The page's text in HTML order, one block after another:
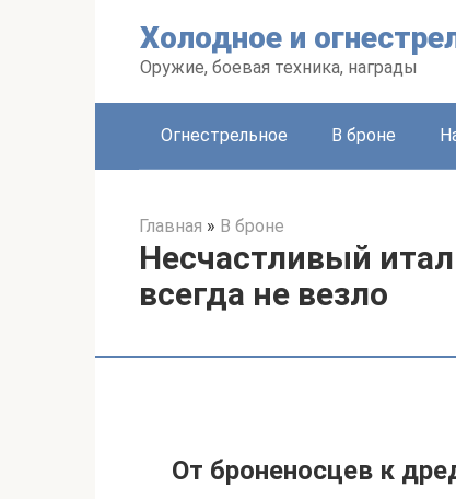
Холодное и
Оружие, боевая техника, награды
Огнестрельное В броне
Главная » В броне
Несчастливый
всегда не везло
От броненосцев к